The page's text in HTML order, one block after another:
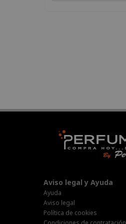
Aviso legal y Ayuda
Ayuda
Aviso legal
Política de cookies